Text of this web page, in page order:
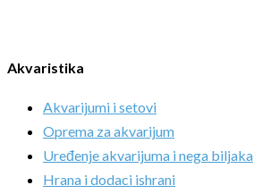
Akvaristika
Akvarijumi i setovi
Oprema za akvarijum
Uređenje akvarijuma i nega biljaka
Hrana i dodaci ishrani